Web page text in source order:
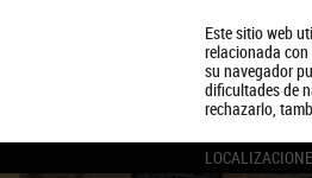
Este sitio web
relacionada
su navegador
dificultades de
rechazarlo,